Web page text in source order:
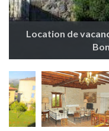
Location de